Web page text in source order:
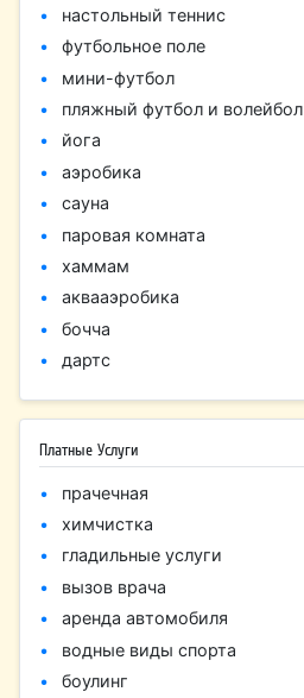
настольный теннис
футбольное поле
мини-футбол
пляжный футбол и волейбол
йога
аэробика
сауна
паровая комната
хаммам
аквааэробика
бочча
дартс
Платные Услуги
прачечная
химчистка
гладильные услуги
вызов врача
аренда автомобиля
водные виды спорта
боулинг